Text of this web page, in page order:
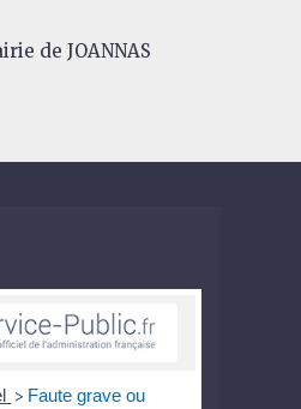
de JOANNAS
> Faute grave ou